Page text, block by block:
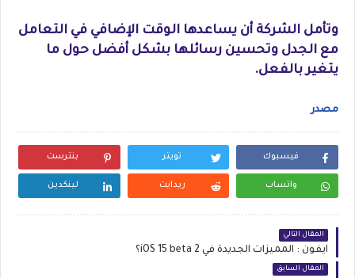
وتأمل الشركة أن يساعدها الوقت الإضافي في التعامل
مع الجدل وتحسين رسائلها بشكل أفضل حول ما
يتغير بالفعل.
مصدر
فيسبوك تويتر بنترست
واتساب ريدايت لينكدين
المقال التالي
آيفون : المميزات الجديدة في iOS 15 beta 2؟
المقال السابق